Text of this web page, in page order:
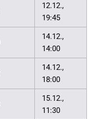
12.12.,
19:45
14.12.,
14:00
14.12.,
18:00
15.12.,
11:30